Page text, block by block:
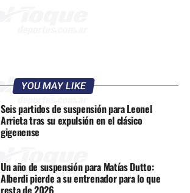
YOU MAY LIKE
Seis partidos de suspensión para Leonel
Arrieta tras su expulsión en el clásico
gigenense
Un año de suspensión para Matías Dutto:
Alberdi pierde a su entrenador para lo que
resta de 2026